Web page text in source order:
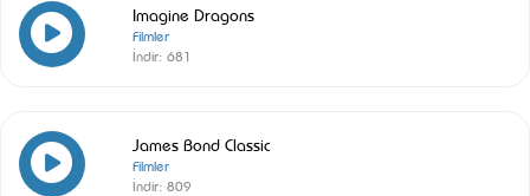
Imagine Dragons
Filmler
İndir: 681
James Bond Classic
Filmler
İndir: 809